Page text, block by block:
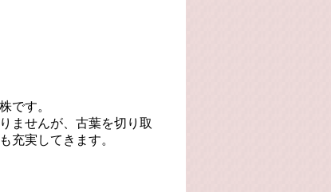
です。
ませんが、古葉を切り取
充実してきます。